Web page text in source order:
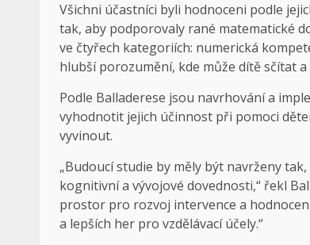
Všichni účastníci byli hodnoceni podle
tak, aby podporovaly rané matematické
ve čtyřech kategoriích: numerická
hlubší porozumění, kde může dítě sčítat
Podle Balladerese jsou navrhování a
vyhodnotit jejich účinnost při pomoci
vyvinout.
„Budoucí studie by měly být navrženy
kognitivní a vývojové dovednosti,“ řekl
prostor pro rozvoj intervence a
a lepších her pro vzdělávací účely.“